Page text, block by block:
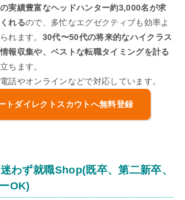
実績豊富なヘッドハンター約3,000名が求
れるので、多忙なエグゼクティブも効率よ
れます。 30代〜50代の将来的なハイクラス
報収集や、ベストな転職タイミングを計る
ちます。
話やオンラインなどで対応しています。
トダイレクトスカウトへ無料登録
わず就職Shop(既卒、第二新卒、
OK)